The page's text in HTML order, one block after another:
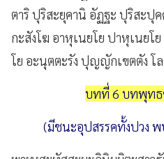
ตาริ ปุริสะยุคานิ อัฏฐะ ปุริสะปุค
กะสังโฆ อาหุเนยโย ปาหุเนย
โย อะนุตตะรัง ปุญญักเขตตัง โ
บทที่ 6 บทพุทธ
(มีชนะอุปสรรคทั้งปวง พ